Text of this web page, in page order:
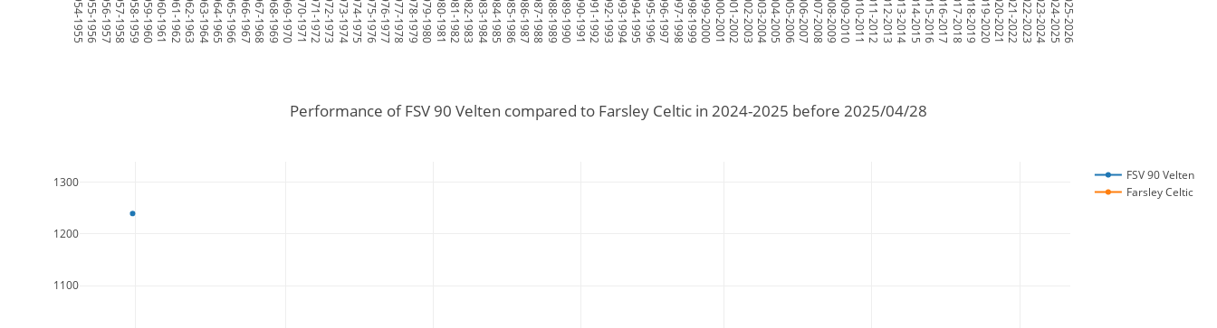
1954-19551955-19561956-19571957-19581958-19591959-19601960-19611961-19621962-19631963-19641964-19651965-19661966-19671967-19681968-19691969-19701970-19711971-19721972-19731973-19741974-19751975-19761976-19771977-19781978-19791979-19801980-19811981-19821982-19831983-19841984-19851985-19861986-19871987-19881988-19891989-19901990-19911991-19921992-19931993-19941994-19951995-19961996-19971997-19981998-19991999-20002000-20012001-20022002-20032003-20042004-20052005-20062006-20072007-20082008-20092009-20102010-20112011-20122012-20132013-20142014-20152015-20162016-20172017-20182018-20192019-20202020-20212021-20222022-20232023-20242024-20252025-2026
1100
1200
1300
FSV 90 Velten
Farsley Celtic
Performance of FSV 90 Velten compared to Farsley Celtic in 2024-2025 before 2025/04/28